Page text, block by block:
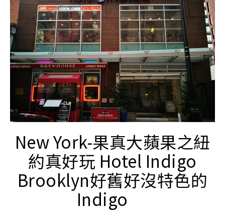
New York-果真大蘋果之紐
約真好玩 Hotel Indigo
Brooklyn好舊好沒特色的
Indigo